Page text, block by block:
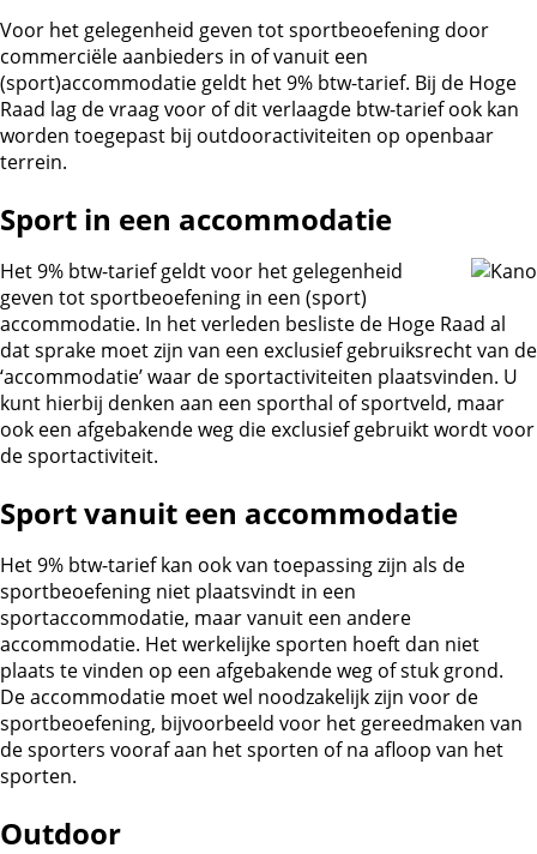
Voor het gelegenheid geven tot sportbeoefening door
commerciële aanbieders in of vanuit een
(sport)accommodatie geldt het 9% btw-tarief. Bij de Hoge
Raad lag de vraag voor of dit verlaagde btw-tarief ook kan
worden toegepast bij outdooractiviteiten op openbaar
terrein.
Sport in een accommodatie
Het 9% btw-tarief geldt voor het gelegenheid
geven tot sportbeoefening in een (sport)
accommodatie. In het verleden besliste de Hoge Raad al
dat sprake moet zijn van een exclusief gebruiksrecht van de
‘accommodatie’ waar de sportactiviteiten plaatsvinden. U
kunt hierbij denken aan een sporthal of sportveld, maar
ook een afgebakende weg die exclusief gebruikt wordt voor
de sportactiviteit.
Sport vanuit een accommodatie
Het 9% btw-tarief kan ook van toepassing zijn als de
sportbeoefening niet plaatsvindt in een
sportaccommodatie, maar vanuit een andere
accommodatie. Het werkelijke sporten hoeft dan niet
plaats te vinden op een afgebakende weg of stuk grond.
De accommodatie moet wel noodzakelijk zijn voor de
sportbeoefening, bijvoorbeeld voor het gereedmaken van
de sporters vooraf aan het sporten of na afloop van het
sporten.
Outdoor